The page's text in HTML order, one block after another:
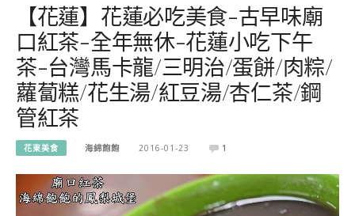
【花蓮】花蓮必吃美食-古早味廟
口紅茶-全年無休-花蓮小吃下午
茶-台灣馬卡龍/三明治/蛋餅/肉粽/
蘿蔔糕/花生湯/紅豆湯/杏仁茶/鋼
管紅茶
花東美食 海綿飽飽 2016-01-23 1